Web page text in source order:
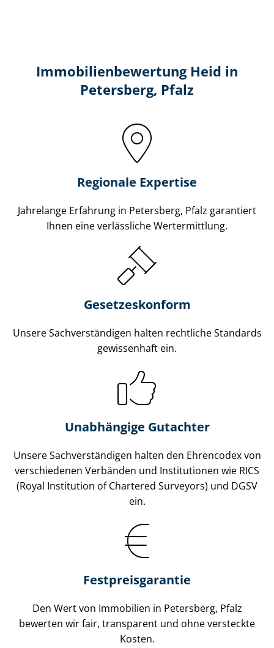
Immobilien­bewertung Heid in
Petersberg, Pfalz
Regionale Expertise
Jahrelange Erfahrung in Petersberg, Pfalz garantiert
Ihnen eine verlässliche Wertermittlung.
Gesetzes­konform
Unsere Sach­ver­stän­di­gen halten rechtliche Standards
gewissenhaft ein.
Unabhängige Gutachter
Unsere Sach­ver­stän­di­gen halten den Ehrencodex von
verschiedenen Verbänden und Institutionen wie RICS
(Royal Institution of Chartered Surveyors) und DGSV
ein.
Festpreis​garantie
Den Wert von Immobilien in Petersberg, Pfalz
bewerten wir fair, transparent und ohne versteckte
Kosten.